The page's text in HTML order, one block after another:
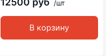
12500 руб /шт
В корзину